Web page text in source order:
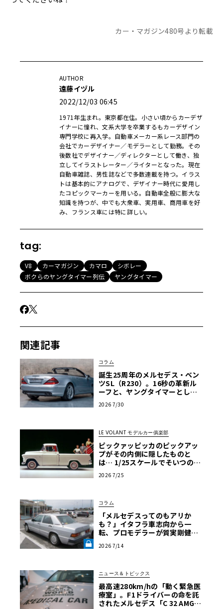
カー・マガジン480号より転載
AUTHOR
遠藤イヅル
2022/12/03 06:45
1971年生まれ。東京都在住。小さい頃からカーデザ
イナーに憧れ、文系大学を卒業するもカーデザイン
専門学校に再入学。自動車メーカー系レース部門の
会社でカーデザイナー／モデラーとして勤務。その
後数社でデザイナー／ディレクターとして働き、独
立してイラストレーター／ライターとなった。現在
自動車雑誌、男性誌などで多数連載を持つ。イラス
トは基本的にアナログで、デザイナー時代に愛用し
たコピックマーカーを用いる。自動車全般に膨大な
知識を持つが、中でも大衆車、実用車、商用車を好
み、フランス車には特に詳しい。
tag:
V8 カーマガジン カマロ
シボレー
ボクらのヤングタイマー列伝
ヤングタイマー
関連記事
コラム
誕生25周年のメルセデス・ベン
ツSL（R230）。16秒の革新ル
ーフと、ヤングタイマーとして
の全貌
2026 7/30
LE VOLANT モデルカー俱楽部
ピックァッピッカのピックアッ
プがその内側に隠したものと
は… 1/25スケールでそいつの正
プラモ・クロニクル】第64回
2026 7/25
コラム
「メルセデスってのもアリか
も？」イタフラ車志向から一
転、プロモデラーが質実剛健な
ルセデス190E日記】第8回《LE
2026 7/14
ニュース＆トピックス
最高速280km/hの「動く緊急医
療室」。F1ドライバーの命を託
されたメルセデス「C 32 AMG」